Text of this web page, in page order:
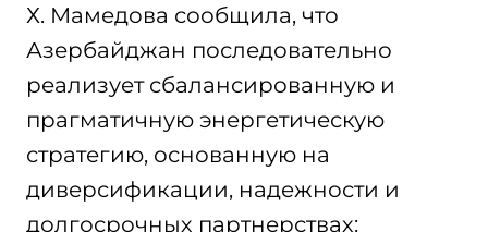
Х. Мамедова сообщила, что
Азербайджан последовательно
реализует сбалансированную и
прагматичную энергетическую
стратегию, основанную на
диверсификации, надежности и
долгосрочных партнерствах: